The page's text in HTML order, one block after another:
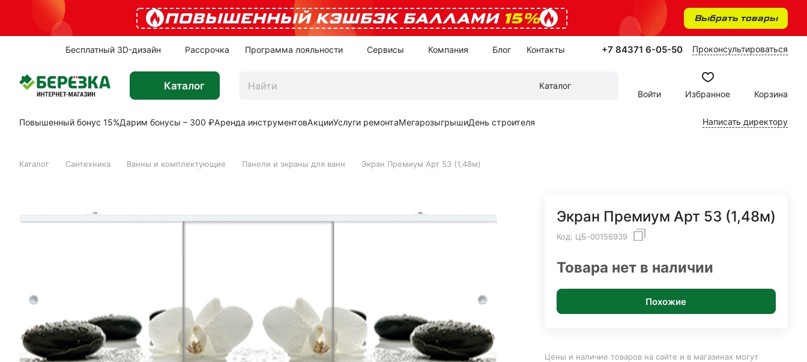
ПОВЫШЕННЫЙ КЭШБЭК БАЛЛАМИ 15% Выбрать товары
Бесплатный 3D-дизайн Рассрочка Программа лояльности Сервисы Компания Блог Контакты +7 84371 6-05-50 Проконсультироваться
Каталог
Каталог
Войти
Избранное Корзина
Повышенный бонус 15%Дарим бонусы – 300 ₽Аренда инструментовАкцииУслуги ремонтаМегарозыгрышиДень строителя Написать директору
Каталог Сантехника Ванны и комплектующие Панели и экраны для ванн Экран Премиум Арт 53 (1,48м)
Экран Премиум Арт 53 (1,48м)
Код: ЦБ-00156939
Товара нет в наличии
Похожие
Цены и наличие товаров на сайте и в магазинах могут